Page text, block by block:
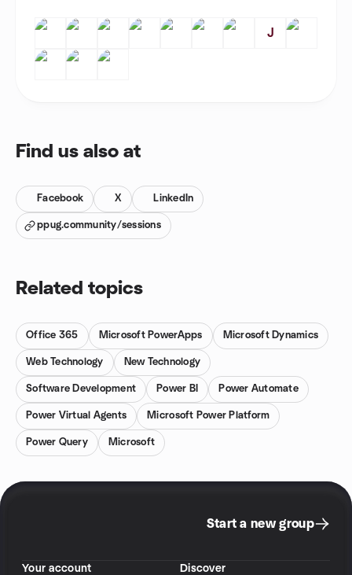
J
Find us also at
Facebook X LinkedIn
ppug.community/sessions
Related topics
Office 365 Microsoft PowerApps Microsoft Dynamics
Web Technology New Technology
Software Development Power BI Power Automate
Power Virtual Agents Microsoft Power Platform
Power Query Microsoft
Start a new group
Your account
Discover